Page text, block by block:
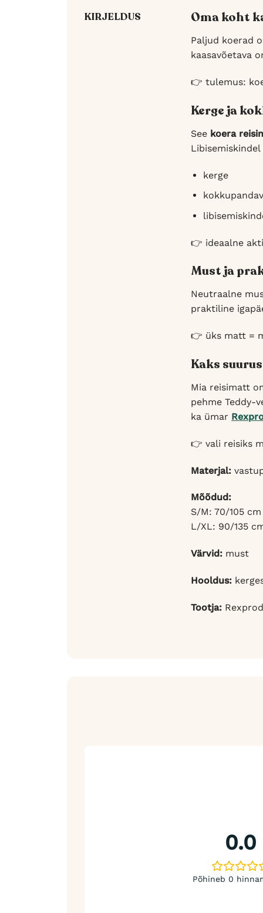
KIRJELDUS Oma koht
Paljud koerad
kaasavõetava
👉 tulemus:
Kerge ja
See koera
kerge
kokkupandav
👉 ideaalne
Must ja
Neutraalne
praktiline
👉 üks matt =
Kaks
Mia reisimatt
pehme Teddy-
ka ümar
👉 vali reisiks
Materjal:
Mõõdud:
S/M: 70/105 cm
L/XL: 90/135
Värvid: must
Hooldus:
Tootja:
0.0
Põhineb 0